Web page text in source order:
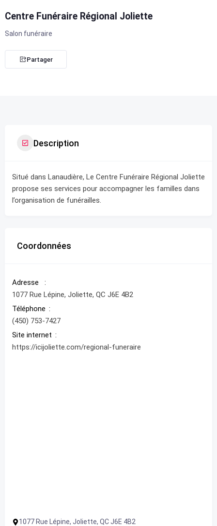
Centre Funéraire Régional Joliette
Salon funéraire
Partager
Description
Situé dans Lanaudière, Le Centre Funéraire Régional Joliette
propose ses services pour accompagner les familles dans
l’organisation de funérailles.
Coordonnées
Adresse
1077 Rue Lépine, Joliette, QC J6E 4B2
Téléphone
(450) 753-7427
Site internet
https://icijoliette.com/regional-funeraire
1077 Rue Lépine, Joliette, QC J6E 4B2